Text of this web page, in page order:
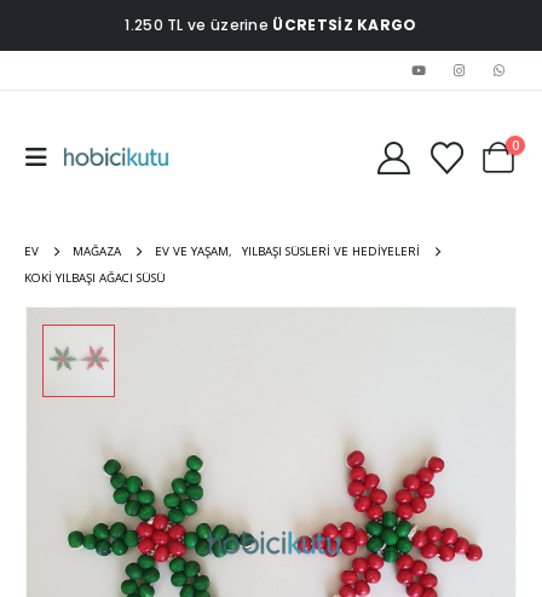
1.250 TL ve üzerine ÜCRETSİZ KARGO
0
EV MAĞAZA EV VE YAŞAM,
YILBAŞI SÜSLERI VE HEDIYELERI
KOKI YILBAŞI AĞACI SÜSÜ